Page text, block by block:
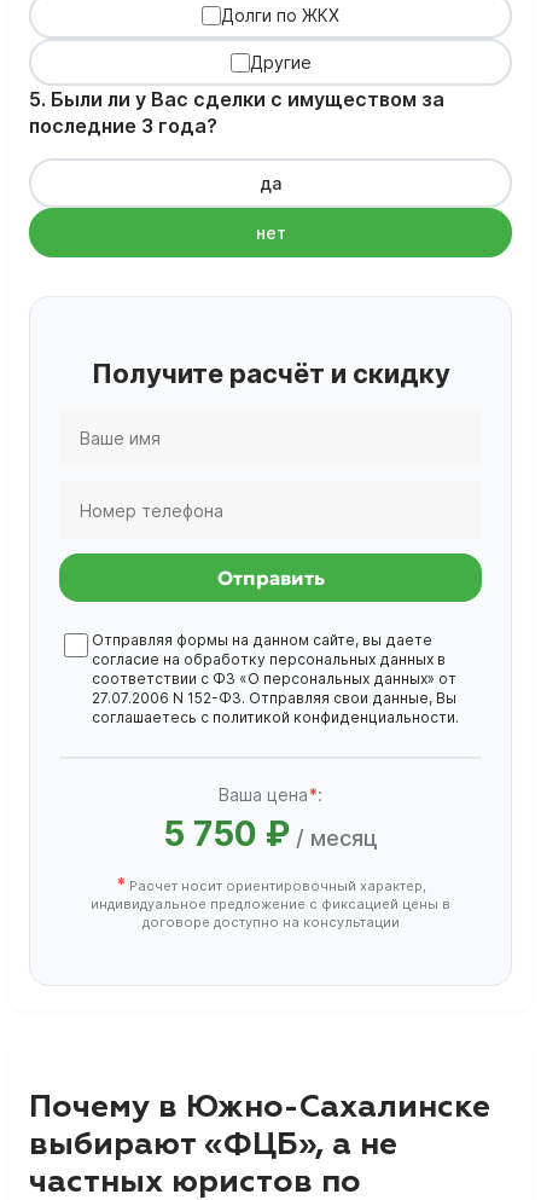
Долги по ЖКХ
Другие
5. Были ли у Вас сделки с имуществом за
последние 3 года?
да
нет
Получите расчёт и скидку
Отправить
Отправляя формы на данном сайте, вы даете
согласие на обработку персональных данных в
соответствии с ФЗ «О персональных данных» от
27.07.2006 N 152-ФЗ. Отправляя свои данные, Вы
соглашаетесь с политикой конфиденциальности.
Ваша цена*:
5 750 ₽ / месяц
* Расчет носит ориентировочный характер,
индивидуальное предложение с фиксацией цены в
договоре доступно на консультации
Почему в Южно-Сахалинске
выбирают «ФЦБ», а не
частных юристов по